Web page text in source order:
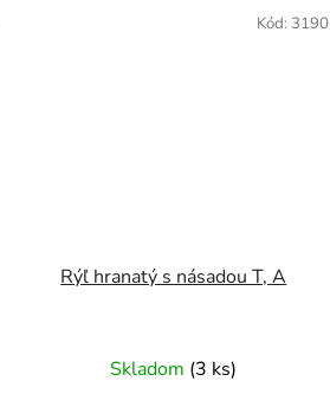
Rýľ hranatý s násadou T, A
Skladom (3 ks)
Kód: 3190